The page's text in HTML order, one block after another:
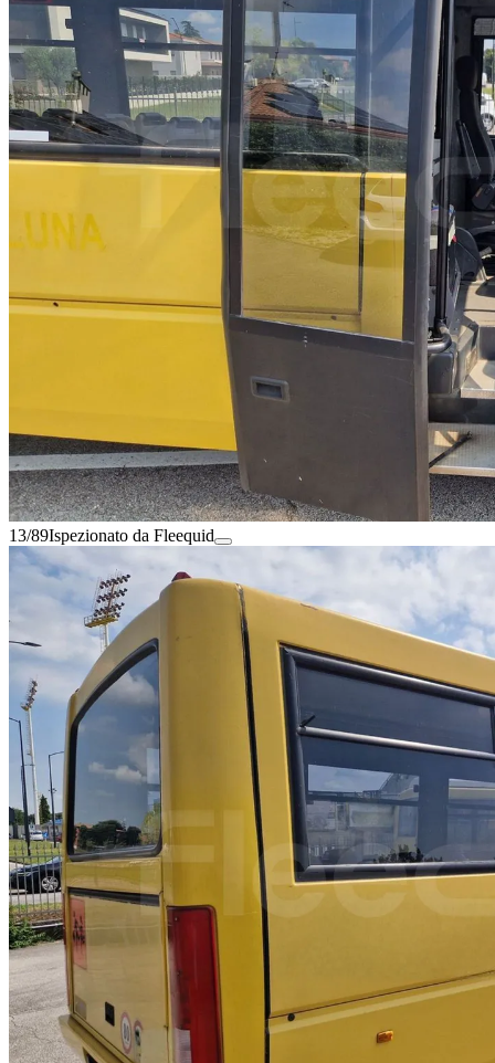
13/89Ispezionato da Fleequid